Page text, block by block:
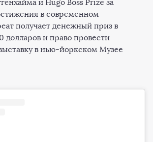
и Hugo Boss Prize за
в современном
получает денежный приз в
долларов и право провести
в нью-йоркском Музее